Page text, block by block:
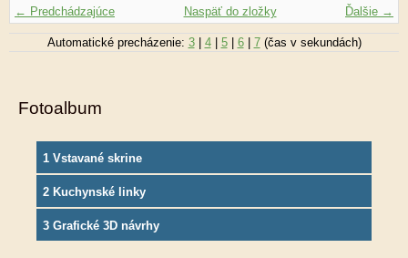
← Predchádzajúce Ďalšie →
Naspäť do zložky
Automatické precházenie: 3| 4| 5| 6| 7(čas v sekundách)
Fotoalbum
1 Vstavané skrine
2 Kuchynské linky
3 Grafické 3D návrhy